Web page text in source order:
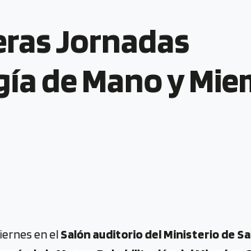
Jornadas
de Mano y
en elSalón auditorio del Ministerio de